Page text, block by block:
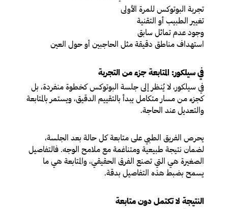
تجربة البوتوكس للمرة الأولى
تغيير الطبيب أو التقنية
وجود عدم تماثل سابق
استهداف مناطق دقيقة مثل الحاجبين أو حول العين
في سيلكور: المتابعة جزء من التجربة
في سيلكور، لا يُنظر إلى جلسة البوتوكس كخطوة منفردة، بل
كجزء من مسار متكامل يبدأ بالتقييم الدقيق، ويستمر بالمتابعة
والتعديل عند الحاجة.
يحرص الفريق الطبي على متابعة كل حالة بعد الجلسة،
لضمان نتيجة طبيعية ومتناغمة مع ملامح الوجه. فالتفاصيل
الصغيرة هي التي تصنع الفرق الحقيقي، والمتابعة هي ما
يسمح بضبط هذه التفاصيل بدقة.
النتيجة لا تكتمل دون متابعة